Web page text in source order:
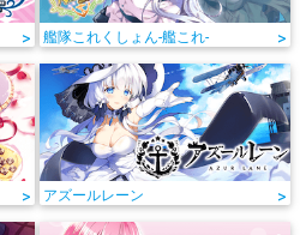
> 艦隊これくしょん-艦これ- >
> アズールレーン >